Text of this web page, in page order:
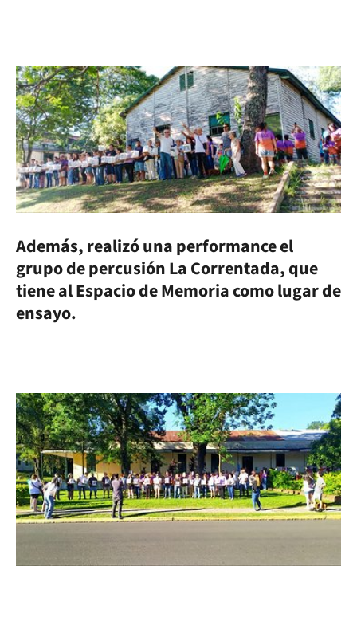
Además, realizó una performance el
grupo de percusión La Correntada, que
tiene al Espacio de Memoria como lugar de
ensayo.